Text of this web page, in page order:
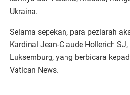
Ukraina.
Selama sepekan, para peziarah
Kardinal Jean-Claude Hollerich SJ,
Luksemburg, yang berbicara
Vatican News.